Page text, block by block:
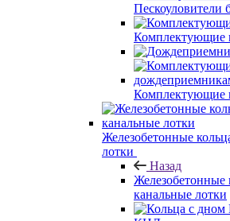
Пескоуловители
Комплектующие
Комплектующие
Железобетонные
лотки
Назад
Железобетонные
канальные лотки